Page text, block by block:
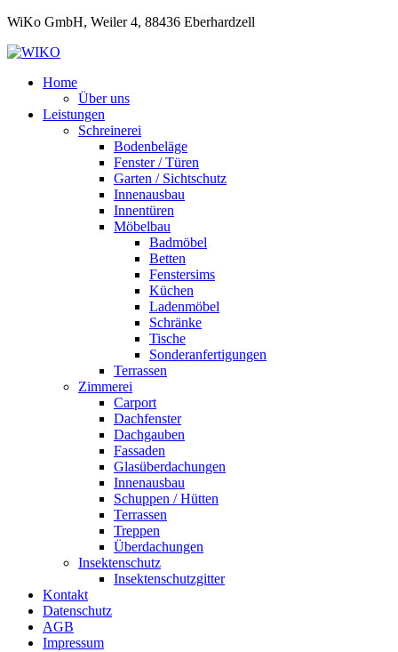
WiKo GmbH, Weiler 4, 88436 Eberhardzell
Home
Über uns
Leistungen
Schreinerei
Bodenbeläge
Fenster / Türen
Garten / Sichtschutz
Innenausbau
Innentüren
Möbelbau
Badmöbel
Betten
Fenstersims
Küchen
Ladenmöbel
Schränke
Tische
Sonderanfertigungen
Terrassen
Zimmerei
Carport
Dachfenster
Dachgauben
Fassaden
Glasüberdachungen
Innenausbau
Schuppen / Hütten
Terrassen
Treppen
Überdachungen
Insektenschutz
Insektenschutzgitter
Kontakt
Datenschutz
AGB
Impressum